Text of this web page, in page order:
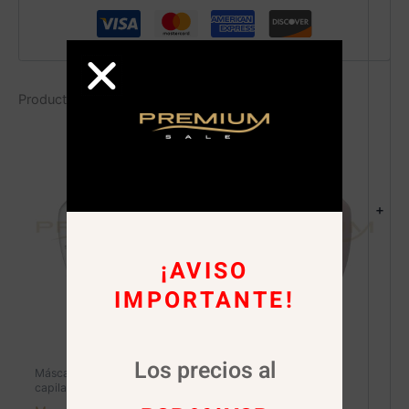
+
Productos relacionados
Máscaras de masaje
capilar
Máscaras de masaje
¡AVISO
IMPORTANTE!
Los precios al